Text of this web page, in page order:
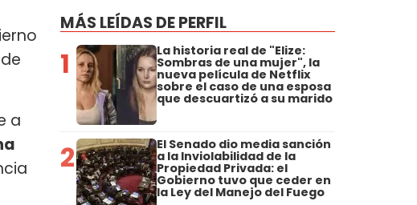
a
MÁS LEÍDAS DE PERFIL
1 La historia real de "Elize:
Sombras de una mujer", la
nueva película de Netflix
sobre el caso de una esposa
que descuartizó a su marido
2 El Senado dio media sanción
a la Inviolabilidad de la
Propiedad Privada: el
Gobierno tuvo que ceder en
la Ley del Manejo del Fuego